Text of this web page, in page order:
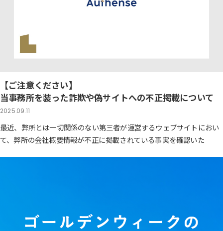
【ご注意ください】
当事務所を装った詐欺や偽サイトへの不正掲載について
2025.09.11
最近、弊所とは一切関係のない第三者が運営するウェブサイトにおい
て、弊所の会社概要情報が不正に掲載されている事実を確認いた